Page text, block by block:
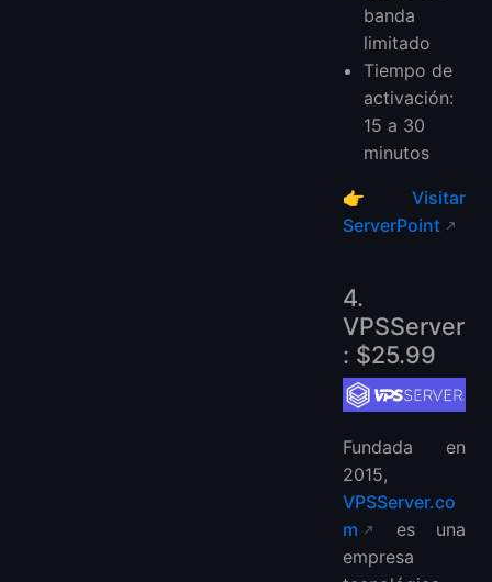
banda
limitado
Tiempo de
activación:
15 a 30
minutos
👉 Visitar
ServerPoint
4.
VPSServer
: $25.99
Fundada en
2015,
VPSServer.co
m
es una
empresa